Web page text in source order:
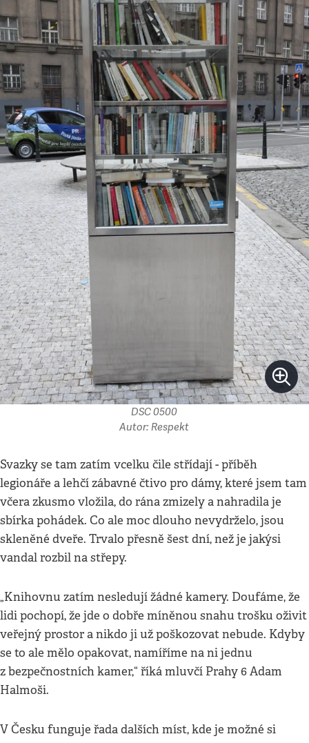
DSC 0500
Autor: Respekt
Svazky se tam zatím vcelku čile střídají - příběh
legionáře a lehčí zábavné čtivo pro dámy, které jsem tam
včera zkusmo vložila, do rána zmizely a nahradila je
sbírka pohádek. Co ale moc dlouho nevydrželo, jsou
skleněné dveře. Trvalo přesně šest dní, než je jakýsi
vandal rozbil na střepy.
„Knihovnu zatím nesledují žádné kamery. Doufáme, že
lidi pochopí, že jde o dobře míněnou snahu trošku oživit
veřejný prostor a nikdo ji už poškozovat nebude. Kdyby
se to ale mělo opakovat, namíříme na ni jednu
z bezpečnostních kamer,“ říká mluvčí Prahy 6 Adam
Halmoši.
V Česku funguje řada dalších míst, kde je možné si